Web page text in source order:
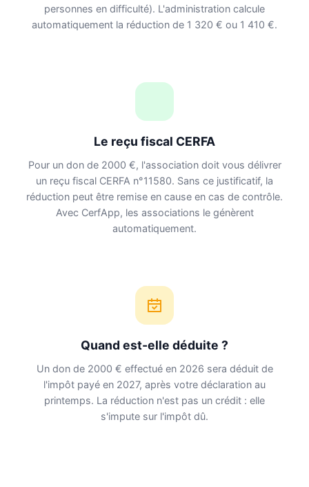
personnes en difficulté). L'administration calcule
automatiquement la réduction de 1 320 € ou 1 410 €.
Le reçu fiscal CERFA
Pour un don de 2000 €, l'association doit vous délivrer
un reçu fiscal CERFA n°11580. Sans ce justificatif, la
réduction peut être remise en cause en cas de contrôle.
Avec CerfApp, les associations le génèrent
automatiquement.
Quand est-elle déduite ?
Un don de 2000 € effectué en 2026 sera déduit de
l'impôt payé en 2027, après votre déclaration au
printemps. La réduction n'est pas un crédit : elle
s'impute sur l'impôt dû.